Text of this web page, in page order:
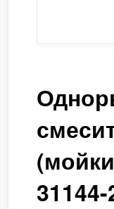
31144-